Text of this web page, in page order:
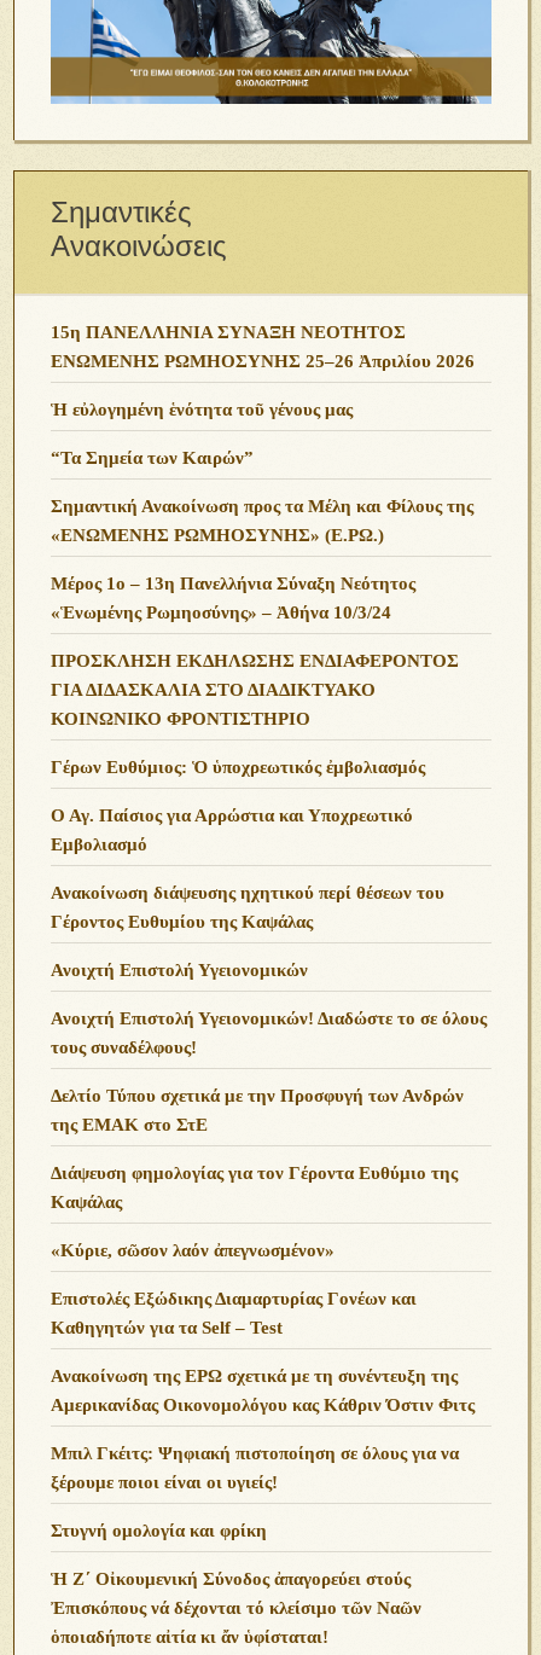
Σημαντικές
Ανακοινώσεις
15η ΠΑΝΕΛΛΗΝΙΑ ΣΥΝΑΞΗ ΝΕΟΤΗΤΟΣ
ΕΝΩΜΕΝΗΣ ΡΩΜΗΟΣΥΝΗΣ 25–26 Ἀπριλίου 2026
Ἡ εὐλογημένη ἑνότητα τοῦ γένους μας
“Τα Σημεία των Καιρών”
Σημαντική Ανακοίνωση προς τα Μέλη και Φίλους της
«ΕΝΩΜΕΝΗΣ ΡΩΜΗΟΣΥΝΗΣ» (Ε.ΡΩ.)
Μέρος 1ο – 13η Πανελλήνια Σύναξη Νεότητος
«Ἑνωμένης Ρωμηοσύνης» – Ἀθήνα 10/3/24
ΠΡΟΣΚΛΗΣΗ ΕΚΔΗΛΩΣΗΣ ΕΝΔΙΑΦΕΡΟΝΤΟΣ
ΓΙΑ ΔΙΔΑΣΚΑΛΙΑ ΣΤΟ ΔΙΑΔΙΚΤΥΑΚΟ
ΚΟΙΝΩΝΙΚΟ ΦΡΟΝΤΙΣΤΗΡΙΟ
Γέρων Ευθύμιος: Ὁ ὑποχρεωτικός ἐμβολιασμός
Ο Αγ. Παίσιος για Αρρώστια και Υποχρεωτικό
Εμβολιασμό
Ανακοίνωση διάψευσης ηχητικού περί θέσεων του
Γέροντος Ευθυμίου της Καψάλας
Ανοιχτή Επιστολή Υγειονομικών
Ανοιχτή Επιστολή Υγειονομικών! Διαδώστε το σε όλους
τους συναδέλφους!
Δελτίο Τύπου σχετικά με την Προσφυγή των Ανδρών
της ΕΜΑΚ στο ΣτΕ
Διάψευση φημολογίας για τον Γέροντα Ευθύμιο της
Καψάλας
«Κύριε, σῶσον λαόν ἀπεγνωσμένον»
Επιστολές Εξώδικης Διαμαρτυρίας Γονέων και
Καθηγητών για τα Self – Test
Ανακοίνωση της ΕΡΩ σχετικά με τη συνέντευξη της
Αμερικανίδας Οικονομολόγου κας Κάθριν Όστιν Φιτς
Μπιλ Γκέιτς: Ψηφιακή πιστοποίηση σε όλους για να
ξέρουμε ποιοι είναι οι υγιείς!
Στυγνή ομολογία και φρίκη
Ἡ Ζ΄ Οἰκουμενική Σύνοδος ἀπαγορεύει στούς
Ἐπισκόπους νά δέχονται τό κλείσιμο τῶν Ναῶν
ὁποιαδήποτε αἰτία κι ἄν ὑφίσταται!